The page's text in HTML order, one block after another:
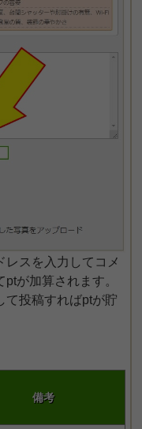
レスを入力してコメ
が加算されます。
て投稿すればptが貯
備考